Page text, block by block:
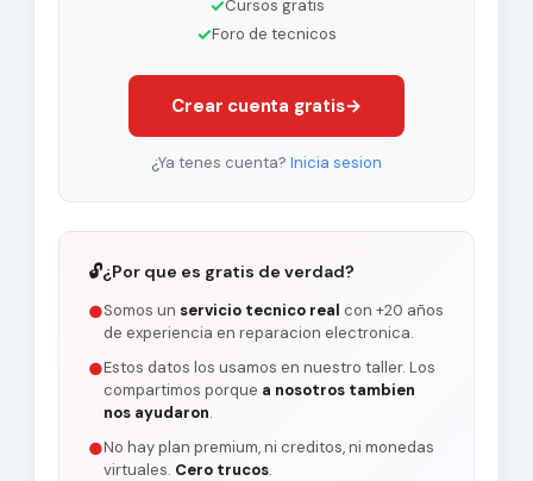
✓Cursos gratis
✓Foro de tecnicos
Crear cuenta gratis→
¿Ya tenes cuenta? Inicia sesion
🔓¿Por que es gratis de verdad?
●Somos un servicio tecnico real con +20 años
de experiencia en reparacion electronica.
●Estos datos los usamos en nuestro taller. Los
compartimos porque a nosotros tambien
nos ayudaron.
●No hay plan premium, ni creditos, ni monedas
virtuales. Cero trucos.